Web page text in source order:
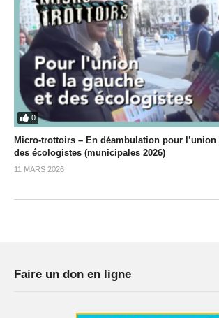
0
Micro-trottoirs – En déambulation pour l’union
des écologistes (municipales 2026)
11 MARS 2026
Faire un don en ligne